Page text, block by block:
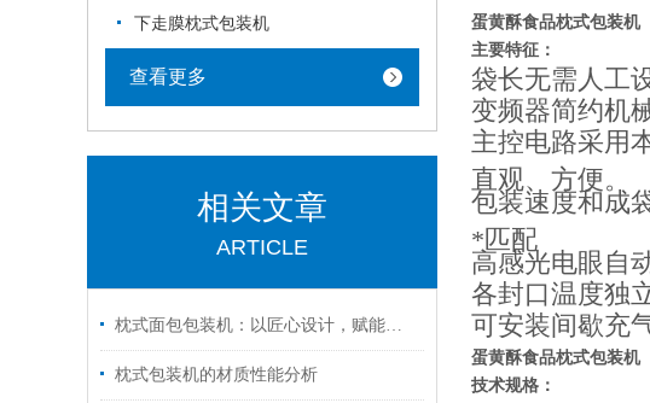
下走膜枕式包装机
查看更多
相关文章
ARTICLE
枕式面包包装机：以匠心设计，赋能面包产业高效进阶
枕式包装机的材质性能分析
蛋黄酥食品枕式包装机
主要特征：
袋长无需人工
变频器简约机
主控电路采用
直观、方便。
包装速度和成
*匹配
高感光电眼自
各封口温度独
可安装间歇充
蛋黄酥食品枕式包装机
技术规格：